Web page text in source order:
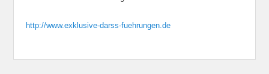
http://www.exklusive-darss-fuehrungen.de